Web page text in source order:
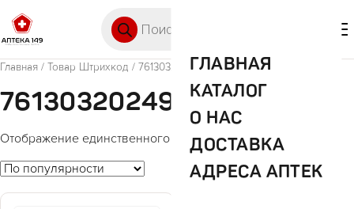
ГЛАВНАЯ
КАТАЛОГ
О НАС
ДОСТАВКА
АДРЕСА АПТЕК
Главная / Товар Штрихкод / 7613032024918
7613032024918
Отображение единственного товара